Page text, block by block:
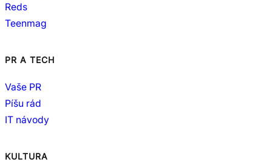
Reds
Teenmag
PR A TECH
Vaše PR
Píšu rád
IT návody
KULTURA